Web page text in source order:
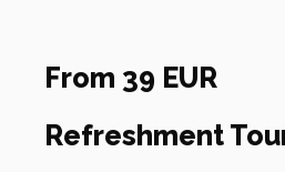
From 39 EUR
Refreshment